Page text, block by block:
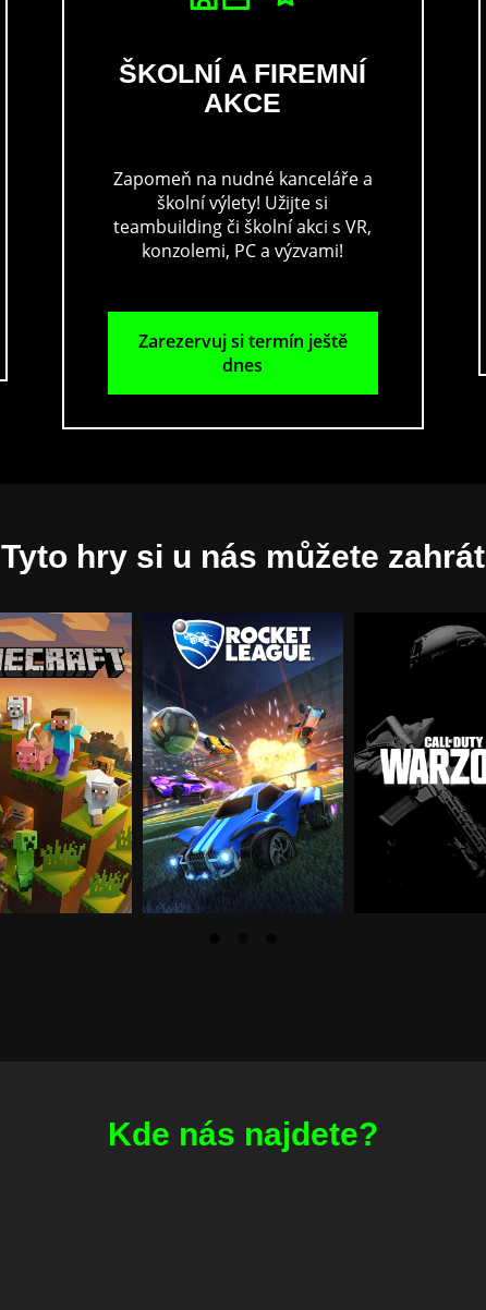
ŠKOLNÍ A FIREMNÍ
AKCE
Zapomeň na nudné kanceláře a
školní výlety! Užijte si
teambuilding či školní akci s VR,
konzolemi, PC a výzvami!
Zarezervuj si termín ještě
dnes
Tyto hry si u nás můžete zahrát
Kde nás najdete?